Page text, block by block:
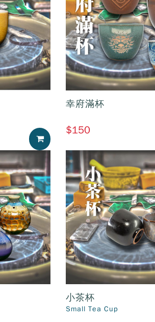
加入購物車
幸府滿杯
$150
小茶杯
Small Tea Cup